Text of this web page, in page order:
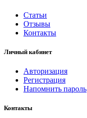
Статьи
Отзывы
Контакты
Личный кабинет
Авторизация
Регистрация
Напомнить пароль
Контакты